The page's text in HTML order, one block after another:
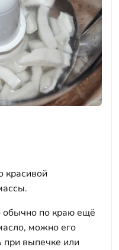
красивой
обычно по краю ещё
можно его
при выпечке или